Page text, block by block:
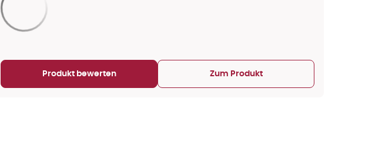
Aktualisieren...
Produkt bewerten Zum Produkt